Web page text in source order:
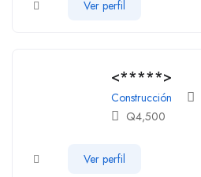
Ver perfil
<*****>
Construcción
Q4,500
Ver perfil